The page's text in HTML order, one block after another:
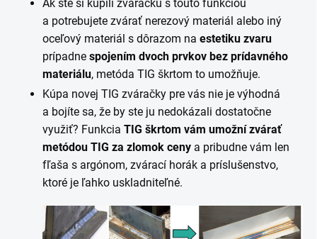
Ak ste si kúpili zváračku s touto funkciou
a potrebujete zvárať nerezový materiál alebo iný
oceľový materiál s dôrazom na estetiku zvaru
prípadne spojením dvoch prvkov bez prídavného
materiálu, metóda TIG škrtom to umožňuje.
Kúpa novej TIG zváračky pre vás nie je výhodná
a bojíte sa, že by ste ju nedokázali dostatočne
využiť? Funkcia TIG škrtom vám umožní zvárať
metódou TIG za zlomok ceny a pribudne vám len
fľaša s argónom, zvárací horák a príslušenstvo,
ktoré je ľahko uskladniteľné.